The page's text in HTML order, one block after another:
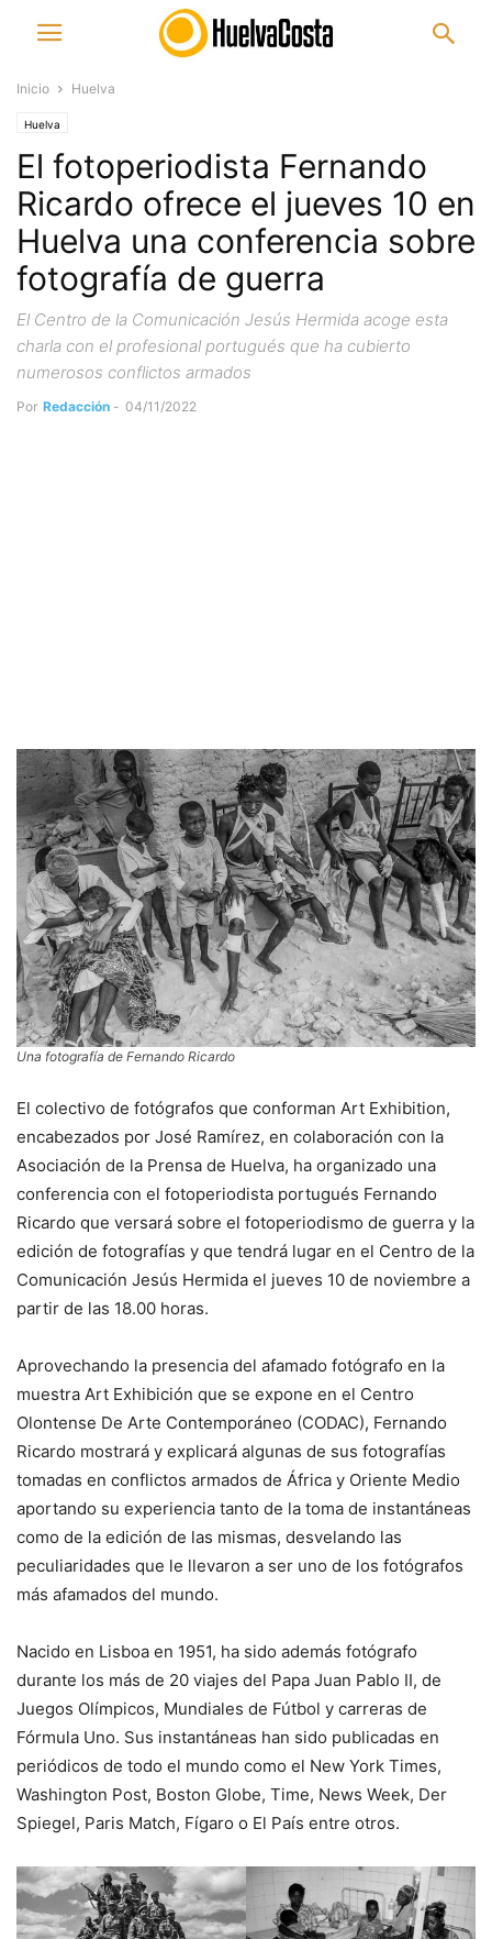
Inicio Huelva
Huelva
El fotoperiodista Fernando
Ricardo ofrece el jueves 10 en
Huelva una conferencia sobre
fotografía de guerra
El Centro de la Comunicación Jesús Hermida acoge esta
charla con el profesional portugués que ha cubierto
numerosos conflictos armados
Por Redacción - 04/11/2022
Una fotografía de Fernando Ricardo
El colectivo de fotógrafos que conforman Art Exhibition,
encabezados por José Ramírez, en colaboración con la
Asociación de la Prensa de Huelva, ha organizado una
conferencia con el fotoperiodista portugués Fernando
Ricardo que versará sobre el fotoperiodismo de guerra y la
edición de fotografías y que tendrá lugar en el Centro de la
Comunicación Jesús Hermida el jueves 10 de noviembre a
partir de las 18.00 horas.
Aprovechando la presencia del afamado fotógrafo en la
muestra Art Exhibición que se expone en el Centro
Olontense De Arte Contemporáneo (CODAC), Fernando
Ricardo mostrará y explicará algunas de sus fotografías
tomadas en conflictos armados de África y Oriente Medio
aportando su experiencia tanto de la toma de instantáneas
como de la edición de las mismas, desvelando las
peculiaridades que le llevaron a ser uno de los fotógrafos
más afamados del mundo.
Nacido en Lisboa en 1951, ha sido además fotógrafo
durante los más de 20 viajes del Papa Juan Pablo II, de
Juegos Olímpicos, Mundiales de Fútbol y carreras de
Fórmula Uno. Sus instantáneas han sido publicadas en
periódicos de todo el mundo como el New York Times,
Washington Post, Boston Globe, Time, News Week, Der
Spiegel, Paris Match, Fígaro o El País entre otros.